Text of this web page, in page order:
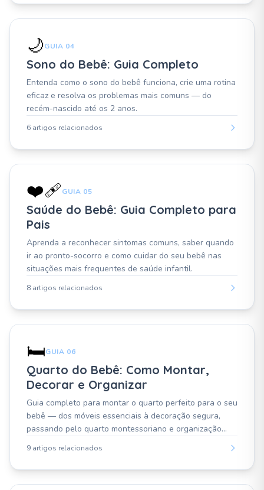
🌙GUIA 04
Sono do Bebê: Guia Completo
Entenda como o sono do bebê funciona, crie uma rotina
eficaz e resolva os problemas mais comuns — do
recém-nascido até os 2 anos.
6 artigos relacionados
❤️‍🩹GUIA 05
Saúde do Bebê: Guia Completo para
Pais
Aprenda a reconhecer sintomas comuns, saber quando
ir ao pronto-socorro e como cuidar do seu bebê nas
situações mais frequentes de saúde infantil.
8 artigos relacionados
🛏️GUIA 06
Quarto do Bebê: Como Montar,
Decorar e Organizar
Guia completo para montar o quarto perfeito para o seu
bebê — dos móveis essenciais à decoração segura,
passando pelo quarto montessoriano e organização
9 artigos relacionados